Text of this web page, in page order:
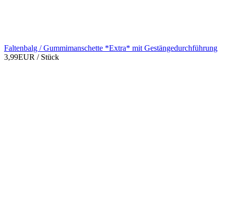
Faltenbalg / Gummimanschette *Extra* mit Gestängedurchführung
3,99EUR / Stück